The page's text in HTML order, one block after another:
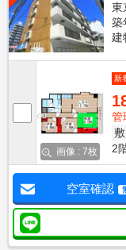
東
築
建
画像 : 7枚
新
管
敷
2
空室確認